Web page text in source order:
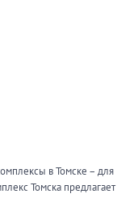
в Томске – для
Томска предлагает